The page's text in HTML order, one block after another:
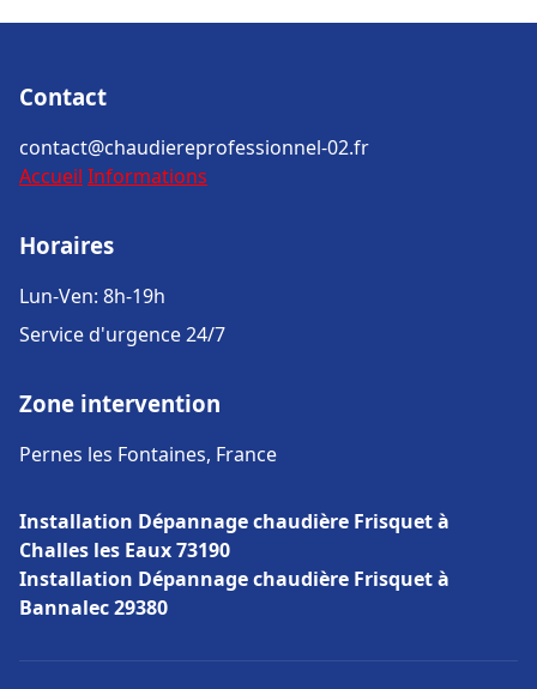
Contact
contact@chaudiereprofessionnel-02.fr
Accueil Informations
Horaires
Lun-Ven: 8h-19h
Service d'urgence 24/7
Zone intervention
Pernes les Fontaines, France
Installation Dépannage chaudière Frisquet à
Challes les Eaux 73190
Installation Dépannage chaudière Frisquet à
Bannalec 29380